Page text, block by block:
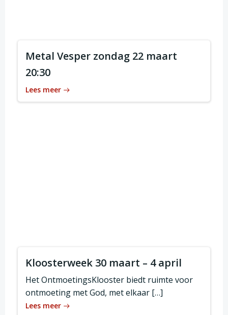
Metal Vesper zondag 22 maart
20:30
Lees meer
Kloosterweek 30 maart – 4 april
Het OntmoetingsKlooster biedt ruimte voor
ontmoeting met God, met elkaar […]
Lees meer